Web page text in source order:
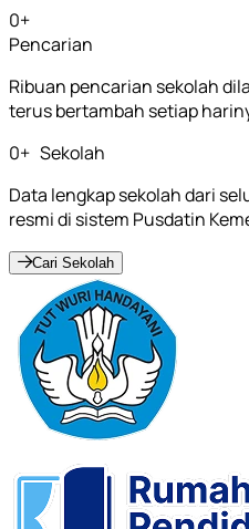
0+
Pencarian
Ribuan pencarian sekolah
terus bertambah setiap
0+ Sekolah
Data lengkap sekolah dari
resmi di sistem Pusdatin
Cari Sekolah